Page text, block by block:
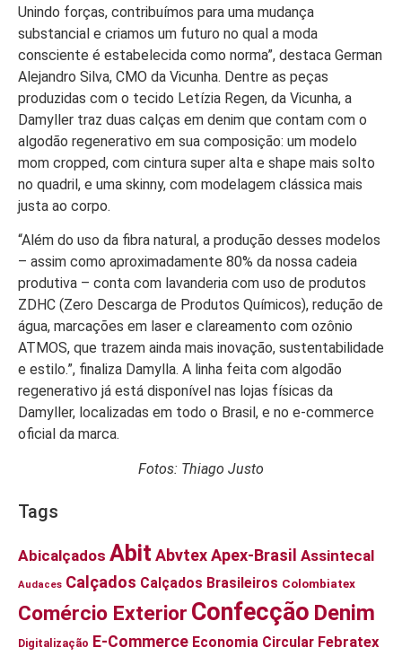
Unindo forças, contribuímos para uma mudança
substancial e criamos um futuro no qual a moda
consciente é estabelecida como norma”, destaca German
Alejandro Silva, CMO da Vicunha. Dentre as peças
produzidas com o tecido Letízia Regen, da Vicunha, a
Damyller traz duas calças em denim que contam com o
algodão regenerativo em sua composição: um modelo
mom cropped, com cintura super alta e shape mais solto
no quadril, e uma skinny, com modelagem clássica mais
justa ao corpo.
“Além do uso da fibra natural, a produção desses modelos
– assim como aproximadamente 80% da nossa cadeia
produtiva – conta com lavanderia com uso de produtos
ZDHC (Zero Descarga de Produtos Químicos), redução de
água, marcações em laser e clareamento com ozônio
ATMOS, que trazem ainda mais inovação, sustentabilidade
e estilo.”, finaliza Damylla. A linha feita com algodão
regenerativo já está disponível nas lojas físicas da
Damyller, localizadas em todo o Brasil, e no e-commerce
oficial da marca.
Fotos: Thiago Justo
Tags
Abicalçados Abit AbvtexApex-Brasil Assintecal
Audaces Calçados Calçados Brasileiros Colombiatex
Comércio Exterior Confecção Denim
Digitalização E-Commerce Economia Circular Febratex